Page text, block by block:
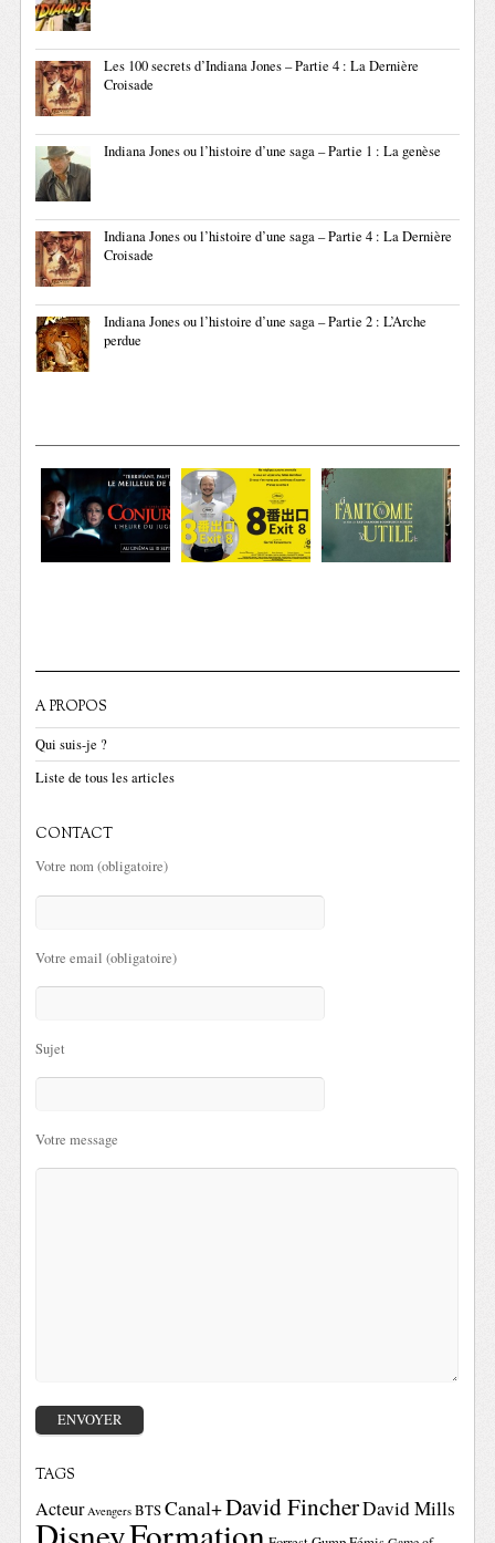
Les 100 secrets d’Indiana Jones – Partie 4 : La Dernière
Croisade
Indiana Jones ou l’histoire d’une saga – Partie 1 : La genèse
Indiana Jones ou l’histoire d’une saga – Partie 4 : La Dernière
Croisade
Indiana Jones ou l’histoire d’une saga – Partie 2 : L’Arche
perdue
A PROPOS
Qui suis-je ?
Liste de tous les articles
CONTACT
Votre nom (obligatoire)
Votre email (obligatoire)
Sujet
Votre message
TAGS
Acteur Avengers BTSCanal+David FincherDavid Mills